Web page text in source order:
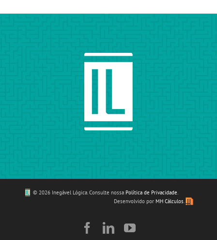
©2026 Inegável Lógica. Consulte nossa Política de Privacidade.
Desenvolvido por MH Cálculos
Facebook
LinkedInYouTube